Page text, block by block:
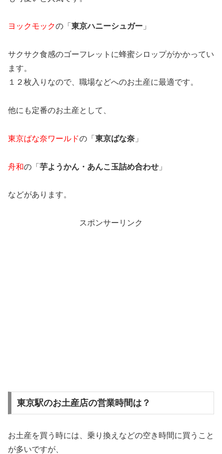
ヨックモックの「 東京ハニーシュガー 」
サクサク食感のゴーフレットに蜂蜜シロップがかかってい
ます。
１２枚入りなので、職場などへのお土産に最適です。
他にも定番のお土産として、
東京ばな奈ワールドの「 東京ばな奈 」
舟和の「 芋ようかん・あんこ玉詰め合わせ 」
などがあります。
スポンサーリンク
東京駅のお土産店の営業時間は？
お土産を買う時には、乗り換えなどの空き時間に買うこと
が多いですが、